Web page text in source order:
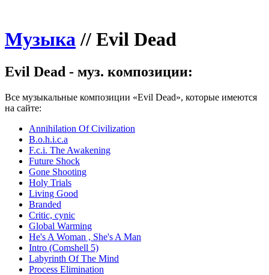
Музыка// Evil Dead
Evil Dead - муз. композиции:
Все музыкальные композиции «Evil Dead», которые имеются
на сайте:
Annihilation Of Civilization
B.o.h.i.c.a
F.c.i. The Awakening
Future Shock
Gone Shooting
Holy Trials
Living Good
Branded
Critic, cynic
Global Warming
He's A Woman , She's A Man
Intro (Comshell 5)
Labyrinth Of The Mind
Process Elimination